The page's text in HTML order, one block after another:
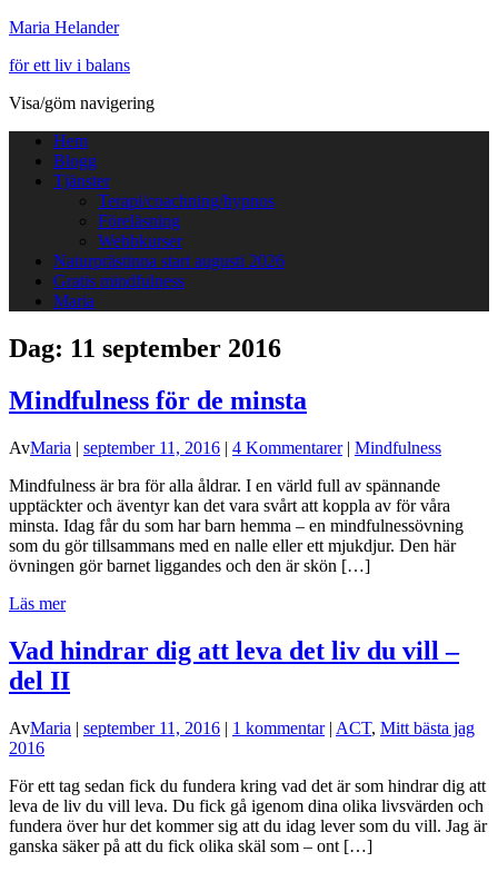
Maria Helander
för ett liv i balans
Visa/göm navigering
Hem
Blogg
Tjänster
Terapi/coachning/hypnos
Föreläsning
Webbkurser
Naturprästinna start augusti 2026
Gratis mindfulness
Maria
Dag: 11 september 2016
Mindfulness för de minsta
AvMaria | september 11, 2016 | 4 Kommentarer| Mindfulness
Mindfulness är bra för alla åldrar. I en värld full av spännande
upptäckter och äventyr kan det vara svårt att koppla av för våra
minsta. Idag får du som har barn hemma – en mindfulnessövning
som du gör tillsammans med en nalle eller ett mjukdjur. Den här
övningen gör barnet liggandes och den är skön […]
Läs mer
Vad hindrar dig att leva det liv du vill –
del II
AvMaria | september 11, 2016 | 1 kommentar| ACT, Mitt bästa jag
2016
För ett tag sedan fick du fundera kring vad det är som hindrar dig att
leva de liv du vill leva. Du fick gå igenom dina olika livsvärden och
fundera över hur det kommer sig att du idag lever som du vill. Jag är
ganska säker på att du fick olika skäl som – ont […]